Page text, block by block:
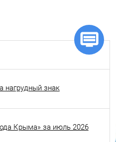
нагрудный знак
Крыма» за июль 2026